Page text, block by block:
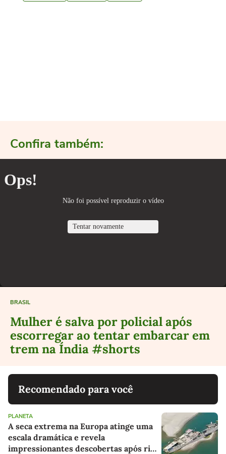
Confira também:
BRASIL
Mulher é salva por policial após
escorregar ao tentar embarcar em
trem na Índia #shorts
Recomendado para você
PLANETA
A seca extrema na Europa atinge uma
escala dramática e revela
impressionantes descobertas após rio